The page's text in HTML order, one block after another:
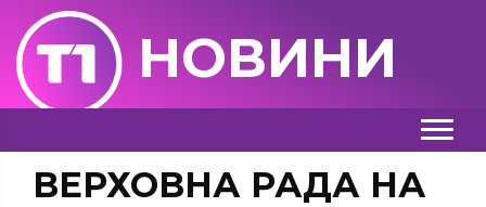
НОВИНИ
ВЕРХОВНА РАДА НА